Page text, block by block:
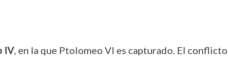
IV, en la que Ptolomeo VI es capturado. El